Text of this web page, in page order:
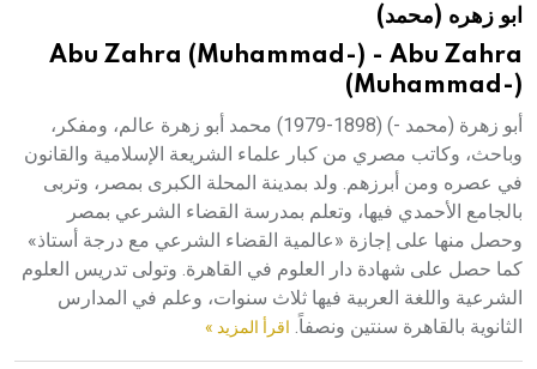
هيئة الموسوعة العربية تطلق موسوعات جديدة في عام 2026ابو زهره (محمد)
Abu Zahra (Muhammad-) - Abu Zahra
(Muhammad-)
أبو زهرة (محمد -) (1898-1979) محمد أبو زهرة عالم، ومفكر،
وباحث، وكاتب مصري من كبار علماء الشريعة الإسلامية والقانون
في عصره ومن أبرزهم. ولد بمدينة المحلة الكبرى بمصر، وتربى
بالجامع الأحمدي فيها، وتعلم بمدرسة القضاء الشرعي بمصر
وحصل منها على إجازة «عالمية القضاء الشرعي مع درجة أستاذ»
كما حصل على شهادة دار العلوم في القاهرة. وتولى تدريس العلوم
الشرعية واللغة العربية فيها ثلاث سنوات، وعلم في المدارس
الثانوية بالقاهرة سنتين ونصفاً. اقرأ المزيد »